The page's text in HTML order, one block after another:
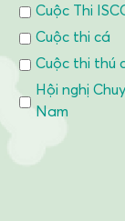
Cuộc Thi
Cuộc thi cá
Cuộc thi thú
Hội nghị
Nam